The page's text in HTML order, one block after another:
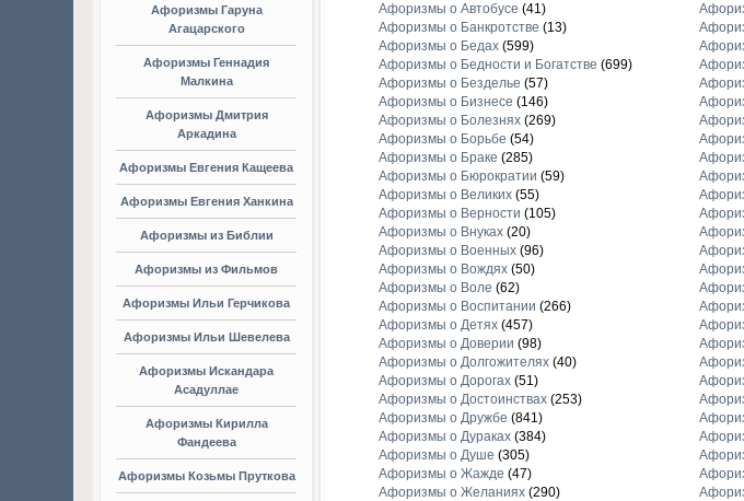
Афоризмы Гаруна
Агацарского
Афоризмы Геннадия
Малкина
Афоризмы Дмитрия
Аркадина
Афоризмы Евгения Кащеева
Афоризмы Евгения Ханкина
Афоризмы из Библии
Афоризмы из Фильмов
Афоризмы Ильи Герчикова
Афоризмы Ильи Шевелева
Афоризмы Искандара
Асадуллае
Афоризмы Кирилла
Фандеева
Афоризмы Козьмы Пруткова
Афоризмы о Автобусе (41)
Афоризмы о Банкротстве (13)
Афоризмы о Бедах(599)
Афоризмы о Бедности и Богатстве (699)
Афоризмы о Безделье (57)
Афоризмы о Бизнесе (146)
Афоризмы о Болезнях(269)
Афоризмы о Борьбе (54)
Афоризмы о Браке (285)
Афоризмы о Бюрократии (59)
Афоризмы о Великих(55)
Афоризмы о Верности (105)
Афоризмы о Внуках(20)
Афоризмы о Военных(96)
Афоризмы о Вождях(50)
Афоризмы о Воле (62)
Афоризмы о Воспитании (266)
Афоризмы о Детях(457)
Афоризмы о Доверии (98)
Афоризмы о Долгожителях(40)
Афоризмы о Дорогах(51)
Афоризмы о Достоинствах(253)
Афоризмы о Дружбе (841)
Афоризмы о Дураках(384)
Афоризмы о Душе (305)
Афоризмы о Жажде (47)
Афоризмы о Желаниях(290)